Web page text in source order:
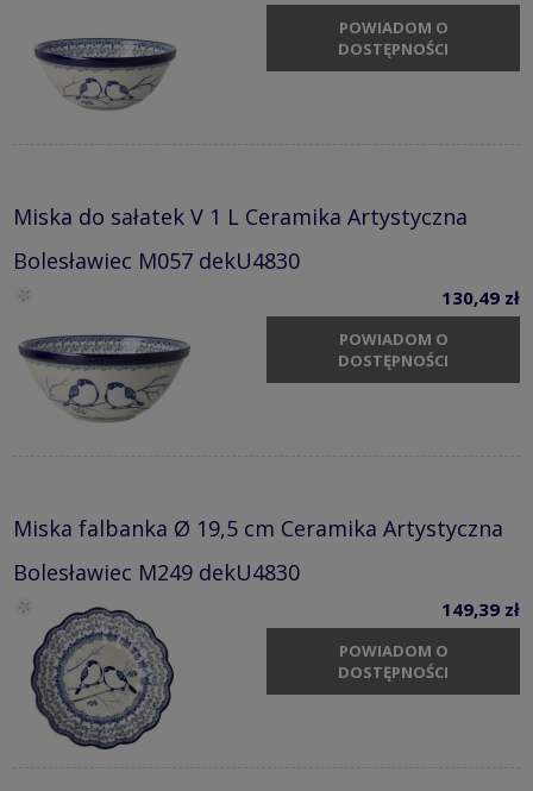
POWIADOM O
DOSTĘPNOŚCI
Miska do sałatek V 1 L Ceramika Artystyczna
Bolesławiec M057 dekU4830
130,49 zł
POWIADOM O
DOSTĘPNOŚCI
Miska falbanka Ø 19,5 cm Ceramika Artystyczna
Bolesławiec M249 dekU4830
149,39 zł
POWIADOM O
DOSTĘPNOŚCI